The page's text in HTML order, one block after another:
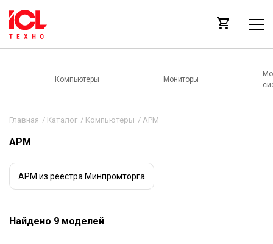
Компьютеры Мониторы
Главная / Каталог / Компьютеры / АРМ
АРМ
АРМ из реестра Минпромторга
Найдено 9 моделей